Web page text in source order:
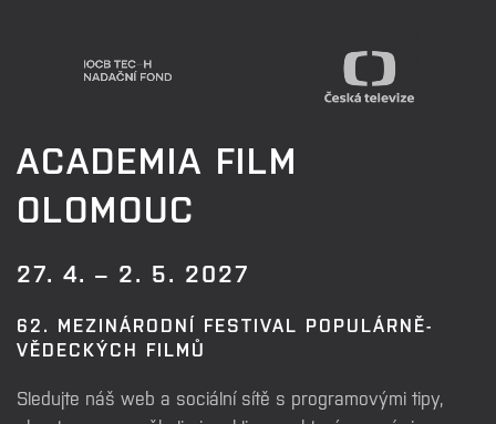
ACADEMIA FILM
OLOMOUC
27. 4. – 2. 5. 2027
62. MEZINÁRODNÍ FESTIVAL POPULÁRNĚ-
VĚDECKÝCH FILMŮ
Sledujte náš web a sociální sítě s programovými tipy,